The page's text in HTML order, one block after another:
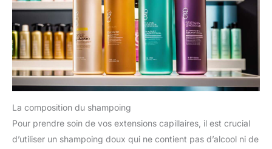
La composition du shampoing
Pour prendre soin de vos extensions capillaires, il est crucial
d’utiliser un shampoing doux qui ne contient pas d’alcool ni de